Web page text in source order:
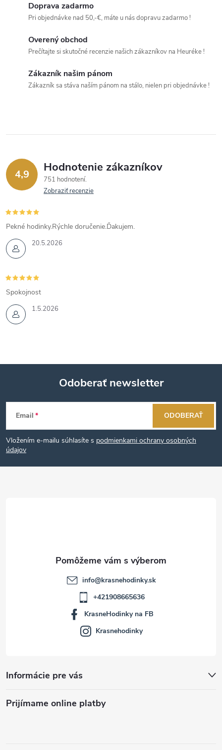
Doprava zadarmo
Pri objednávke nad 50,-€, máte u nás dopravu zadarmo !
Overený obchod
Prečítajte si skutočné recenzie našich zákazníkov na Heuréke !
Zákazník našim pánom
Zákazník sa stáva naším pánom na stálo, nielen pri objednávke !
4,9 Hodnotenie zákazníkov
751 hodnotení
Zobraziť recenzie
20.5.2026
Pekné hodinky.Rýchle doručenie.Ďakujem.
1.5.2026
Spokojnost
Z
á
p
Odoberať newsletter
Email
Vložením e-mailu súhlasíte s podmienkami ochrany osobných
údajov
ODOBERAŤ
Informácie pre vás
Prijímame online platby
info@krasnehodinky.sk
+421908665636
KrasneHodinky na FB
Krasnehodinky